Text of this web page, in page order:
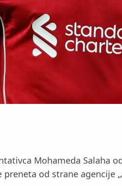
Mohameda Salaha
od strane agencije